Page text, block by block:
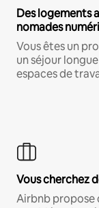
Des logements
nomades
Vous êtes un
un séjour
espaces de
Vous cherchez
Airbnb propose